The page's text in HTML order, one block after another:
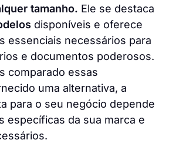
tamanho. Ele se destaca
disponíveis e oferece
essenciais necessários para
e documentos poderosos.
comparado essas
uma alternativa, a
para o seu negócio depende
específicas da sua marca e